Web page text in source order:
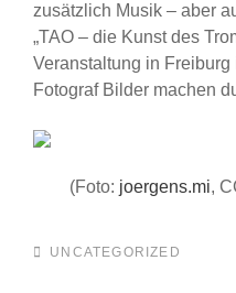
zusätzlich Musik – aber
„TAO – die Kunst des
Veranstaltung in
Fotograf Bilder machen
(Foto: joergens.mi,
CATEGORIES
UNCATEGORIZED